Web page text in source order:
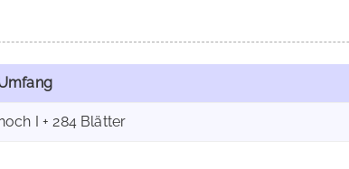
I + 284 Blätter